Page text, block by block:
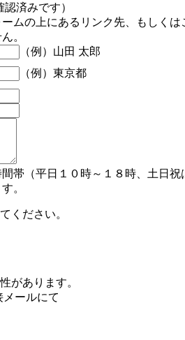
済みです）
ムの上にあるリンク先、もしくは
。
（例）山田 太郎
（例）東京都
帯（平日１０時～１８時、土日
。
ください。
があります。
メールにて